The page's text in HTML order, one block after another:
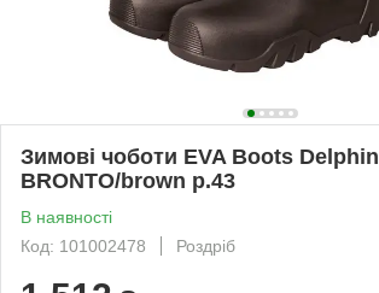
Зимові чоботи EVA Boots Delphin
BRONTO/brown р.43
В наявності
Код: 101002478
Роздріб